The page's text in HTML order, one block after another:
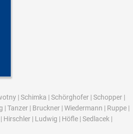
| Schimka | Schörghofer | Schopper |
| Tanzer | Bruckner | Wiedermann | Ruppe |
| Hirschler | Ludwig | Höfle | Sedlacek |